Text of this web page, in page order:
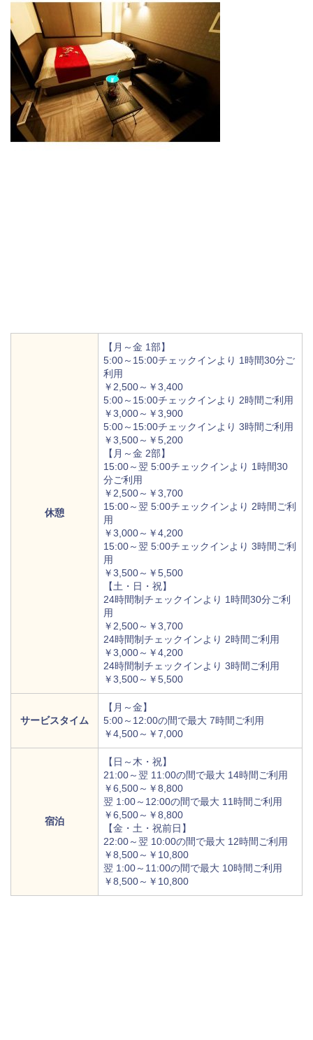
休憩
【月～金 1部】
5:00～15:00チェックインより 1時間30分ご
利用
￥2,500～￥3,400
5:00～15:00チェックインより 2時間ご利用
￥3,000～￥3,900
5:00～15:00チェックインより 3時間ご利用
￥3,500～￥5,200
【月～金 2部】
15:00～翌 5:00チェックインより 1時間30
分ご利用
￥2,500～￥3,700
15:00～翌 5:00チェックインより 2時間ご利
用
￥3,000～￥4,200
15:00～翌 5:00チェックインより 3時間ご利
用
￥3,500～￥5,500
【土・日・祝】
24時間制チェックインより 1時間30分ご利
用
￥2,500～￥3,700
24時間制チェックインより 2時間ご利用
￥3,000～￥4,200
24時間制チェックインより 3時間ご利用
￥3,500～￥5,500
サービスタイム
【月～金】
5:00～12:00の間で最大 7時間ご利用
￥4,500～￥7,000
宿泊
【日～木・祝】
21:00～翌 11:00の間で最大 14時間ご利用
￥6,500～￥8,800
翌 1:00～12:00の間で最大 11時間ご利用
￥6,500～￥8,800
【金・土・祝前日】
22:00～翌 10:00の間で最大 12時間ご利用
￥8,500～￥10,800
翌 1:00～11:00の間で最大 10時間ご利用
￥8,500～￥10,800